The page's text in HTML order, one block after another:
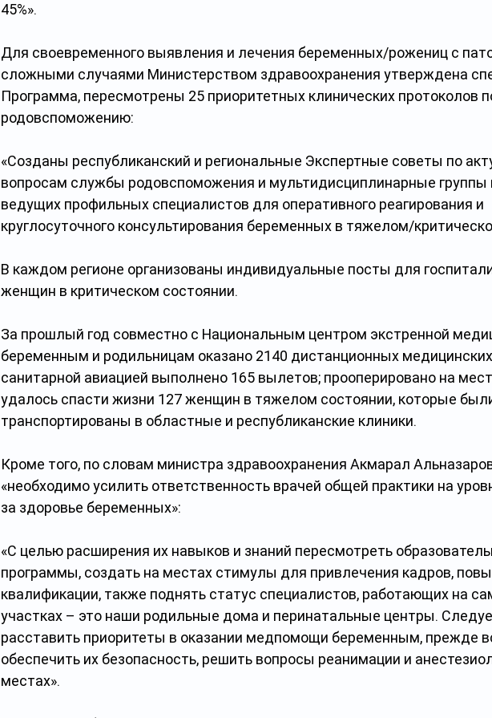
45%».
Для своевременного выявления и лечения беременных/рожениц с
сложными случаями Министерством здравоохранения утверждена
Программа, пересмотрены 25 приоритетных клинических протоколов
родовспоможению:
«Созданы республиканский и региональные Экспертные советы по
вопросам службы родовспоможения и мультидисциплинарные группы
ведущих профильных специалистов для оперативного реагирования и
круглосуточного консультирования беременных в тяжелом/
В каждом регионе организованы индивидуальные посты для
женщин в критическом состоянии.
За прошлый год совместно с Национальным центром экстренной
беременным и родильницам оказано 2140 дистанционных медицинских
санитарной авиацией выполнено 165 вылетов; прооперировано на
удалось спасти жизни 127 женщин в тяжелом состоянии, которые
транспортированы в областные и республиканские клиники.
Кроме того, по словам министра здравоохранения Акмарал
«необходимо усилить ответственность врачей общей практики на
за здоровье беременных»:
«С целью расширения их навыков и знаний пересмотреть
программы, создать на местах стимулы для привлечения кадров,
квалификации, также поднять статус специалистов, работающих на
участках – это наши родильные дома и перинатальные центры.
расставить приоритеты в оказании медпомощи беременным, прежде
обеспечить их безопасность, решить вопросы реанимации и
местах».